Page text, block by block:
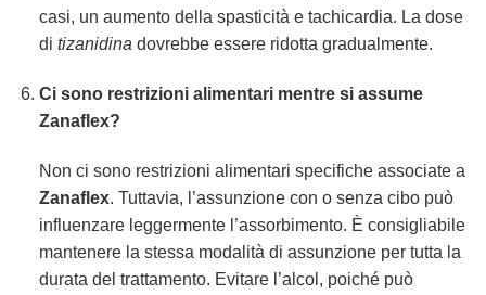
casi, un aumento della spasticità e tachicardia. La dose
di tizanidina dovrebbe essere ridotta gradualmente.
Ci sono restrizioni alimentari mentre si assume
Zanaflex?
Non ci sono restrizioni alimentari specifiche associate a
Zanaflex. Tuttavia, l’assunzione con o senza cibo può
influenzare leggermente l’assorbimento. È consigliabile
mantenere la stessa modalità di assunzione per tutta la
durata del trattamento. Evitare l’alcol, poiché può